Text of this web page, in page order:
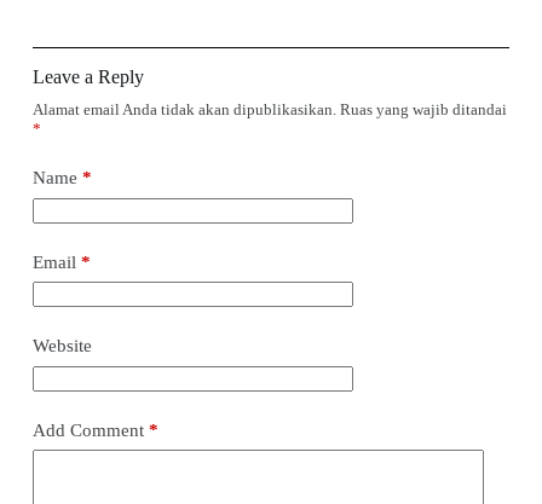
Leave a Reply
Alamat email Anda tidak akan dipublikasikan. Ruas yang wajib ditandai
*
Name *
Email *
Website
Add Comment*